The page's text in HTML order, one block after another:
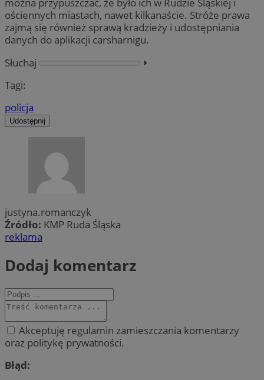
można przypuszczać, że było ich w Rudzie Śląskiej i
ościennych miastach, nawet kilkanaście. Stróże prawa
zajmą się również sprawą kradzieży i udostępniania
danych do aplikacji carsharnigu.
Słuchaj
⏵︎
Tagi:
policja
Udostępnij
justyna.romanczyk
Źródło: KMP Ruda Śląska
reklama
Dodaj komentarz
Akceptuję regulamin zamieszczania komentarzy
oraz politykę prywatności.
Błąd: